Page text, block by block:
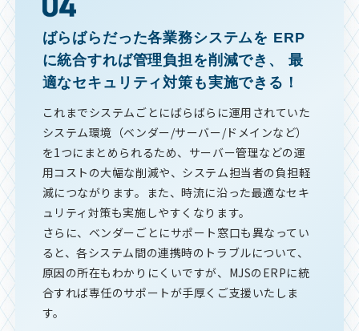
ばらばらだった各業務システムを ERP
に統合すれば管理負担を削減でき、
最
適なセキュリティ対策も実施できる！
これまでシステムごとにばらばらに運用されていた
システム環境（ベンダー/サーバー/ドメインなど）
を1つにまとめられるため、サーバー管理などの運
用コストの大幅な削減や、システム担当者の負担軽
減につながります。また、時流に沿った最適なセキ
ュリティ対策も実施しやすくなります。
さらに、ベンダーごとにサポート窓口も異なってい
ると、各システム間の連携時のトラブルについて、
原因の所在もわかりにくいですが、MJSのERPに統
合すれば専任のサポートが手厚くご支援いたしま
す。